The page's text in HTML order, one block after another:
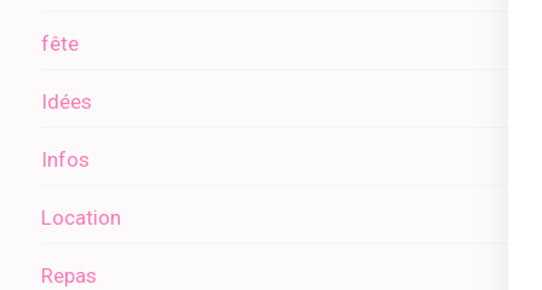
fête
Idées
Infos
Location
Repas